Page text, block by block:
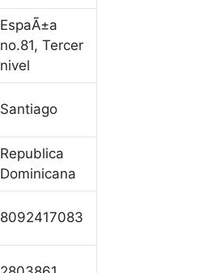
EspaÃ±a
no.81, Tercer
nivel
Santiago
Republica
Dominicana
8092417083